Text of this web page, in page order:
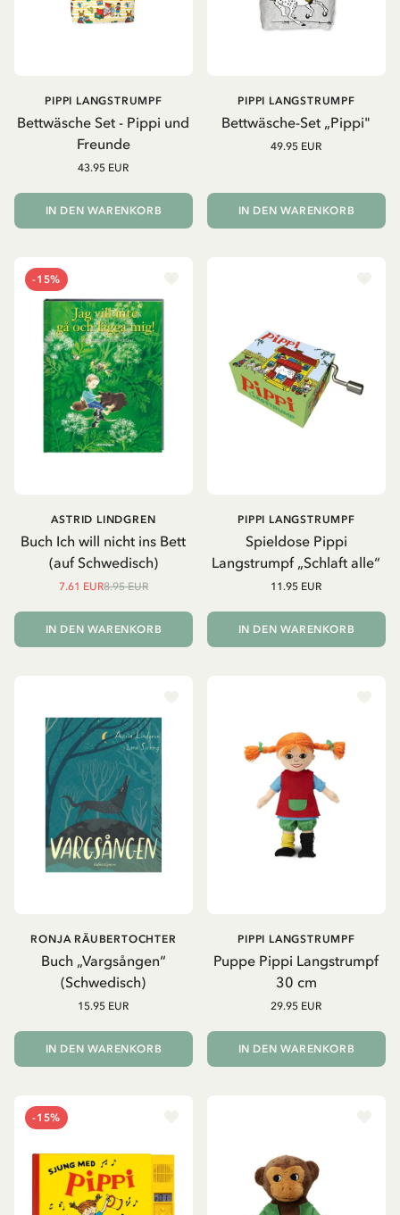
Bettwäsche Set - Pippi und
Freunde
PIPPI LANGSTRUMPF
43.95 EUR
IN DEN WARENKORB
Bettwäsche-Set „Pippi"
PIPPI LANGSTRUMPF
49.95 EUR
IN DEN WARENKORB
-15%
Buch Ich will nicht ins Bett
(auf Schwedisch)
ASTRID LINDGREN
7.61 EUR8.95 EUR
IN DEN WARENKORB
Spieldose Pippi
Langstrumpf „Schlaft alle“
PIPPI LANGSTRUMPF
11.95 EUR
IN DEN WARENKORB
Buch „Vargsången“
(Schwedisch)
RONJA RÄUBERTOCHTER
15.95 EUR
IN DEN WARENKORB
Puppe Pippi Langstrumpf
30 cm
PIPPI LANGSTRUMPF
29.95 EUR
IN DEN WARENKORB
-15%